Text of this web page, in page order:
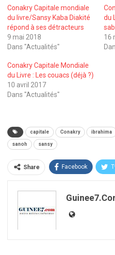
Conakry Capitale mondiale
du livre/Sansy Kaba Diakité
répond à ses détracteurs
9 mai 2018
Dans "Actualités"
du
16
Conakry Capitale Mondiale
du Livre : Les couacs (déjà ?)
10 avril 2017
Dans "Actualités"
capitale Conakry ibrahima
sanoh sansy
Share Facebook